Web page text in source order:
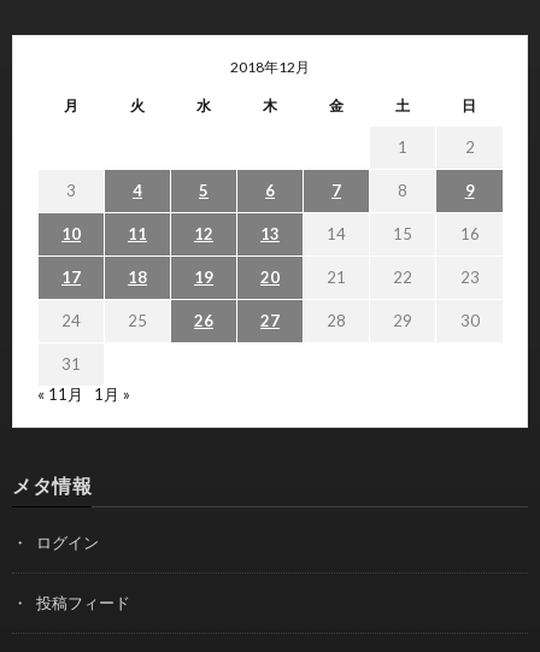
2018年12月
月 火 水 木 金 土 日
1 2
3 4 5 6 7 8 9
10 11 12 13 14 15 16
17 18 19 20 21 22 23
24 25 26 27 28 29 30
31
« 11月
1月 »
メタ情報
ログイン
投稿フィード